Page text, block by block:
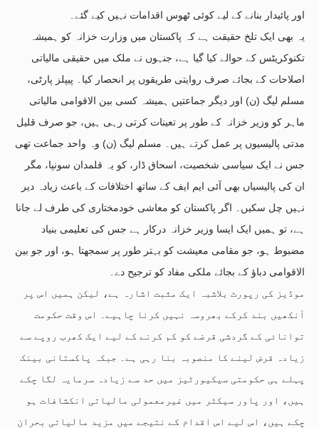
اور پائیدار بنانے کے لیے کوئی ٹھوس اقدامات نہیں کیے گئے۔
یہ بھی ایک تلخ حقیقت ہے کہ پاکستان میں وزارت خزانہ کو ہمیشہ
تکنوکریٹس کے حوالے کیا گیا ہے، جنہوں نے ملک میں حقیقی مالیاتی
اصلاحات کے بجائے صرف روایتی طریقوں پر انحصار کیا۔ پیپلز پارٹی،
مسلم لیگ (ن) اور دیگر جماعتیں ہمیشہ کسی بین الاقوامی مالیاتی
ماہر کو وزیر خزانہ کے طور پر تعینات کرتی رہی ہیں، جو صرف قلیل
مدتی پالیسیوں پر عمل کرتے ہیں۔ مسلم لیگ (ن) وہ واحد جماعت تھی
جس نے ایک سیاسی شخصیت، اسحاق ڈار، کو یہ قلمدان سونپا، مگر
ان کی پالیسیاں بھی آئی ایم ایف کے ساتھ اختلافات کے باعث زیادہ دیر
نہیں چل سکیں۔ اگر پاکستان کو معاشی خودمختاری کی طرف لے جانا
ہے، تو ہمیں ایک ایسا وزیر خزانہ درکار ہے جس کی تعلیمی بنیاد
مضبوط ہو، جو مقامی معیشت کو بہتر طور پر سمجھتا ہو، اور جو بین
الاقوامی دباؤ کے بجائے ملکی مفاد کو ترجیح دے۔
موڈیز کی رپورٹ بلاشبہ ایک مثبت اشارہ ہے، لیکن ہمیں اس پر
آنکھیں بند کرکے بھروسہ نہیں کرنا چاہیے۔ اس وقت حکومت
توانائی کے گردشی قرضے کو کم کرنے کے لیے ایک کھرب روپے سے
زیادہ قرض لینے کا منصوبہ بنا رہی ہے۔ جبکہ پاکستانی بینک
پہلے ہی حکومتی سیکیورٹیز میں حد سے زیادہ سرمایہ لگا چکے
ہیں، اور پاور سیکٹر میں غیرمعمولی مالیاتی انکشافات ہو
چکے ہیں، اس لیے اس اقدام کے نتیجے میں مزید مالیاتی بحران